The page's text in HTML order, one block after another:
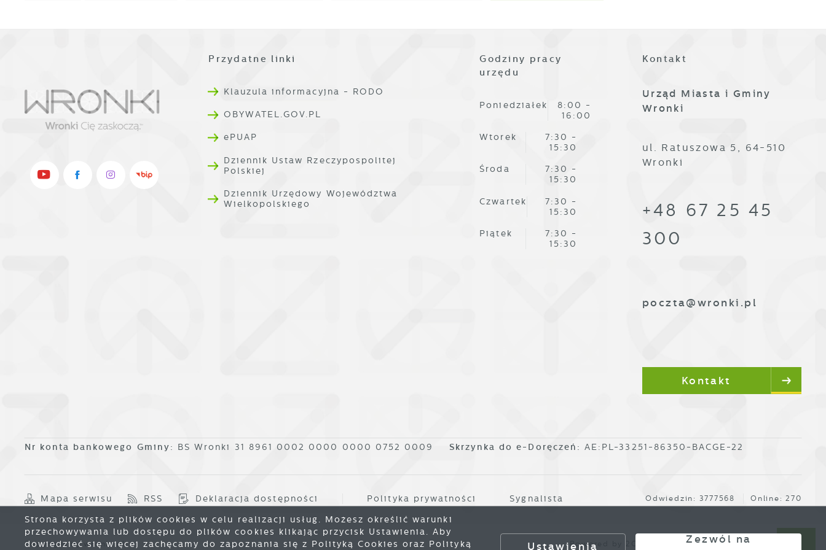
Przydatne linki
Klauzula informacyjna - RODO
OBYWATEL.GOV.PL
ePUAP
Dziennik Ustaw Rzeczypospolitej
Polskiej
Dziennik Urzędowy Województwa
Wielkopolskiego
Godziny pracy
urzędu
Poniedziałek
8:00 -
16:00
Wtorek
7:30 -
15:30
Środa
7:30 -
15:30
Czwartek
7:30 -
15:30
Piątek
7:30 -
15:30
Kontakt
Urząd Miasta i Gminy
Wronki
ul. Ratuszowa 5, 64-510
Wronki
+48 67 25 45
300
poczta@wronki.pl
Kontakt
Nr konta bankowego Gminy: BS Wronki 31 8961 0002 0000 0000 0752 0009 Skrzynka do e-Doręczeń:AE:PL-33251-86350-BACGE-22
Mapa serwisu RSS Deklaracja dostępności Polityka prywatności Sygnalista Odwiedzin: 3777568 Online: 270
Copyright by wronki.pl Powered by - Portale nowej generacji
Strona korzysta z plików cookies w celu realizacji usług. Możesz określić warunki
przechowywania lub dostępu do plików cookies klikając przycisk Ustawienia. Aby
dowiedzieć się więcej zachęcamy do zapoznania się z Polityką Cookies oraz Polityką
Ustawienia
Zezwól na